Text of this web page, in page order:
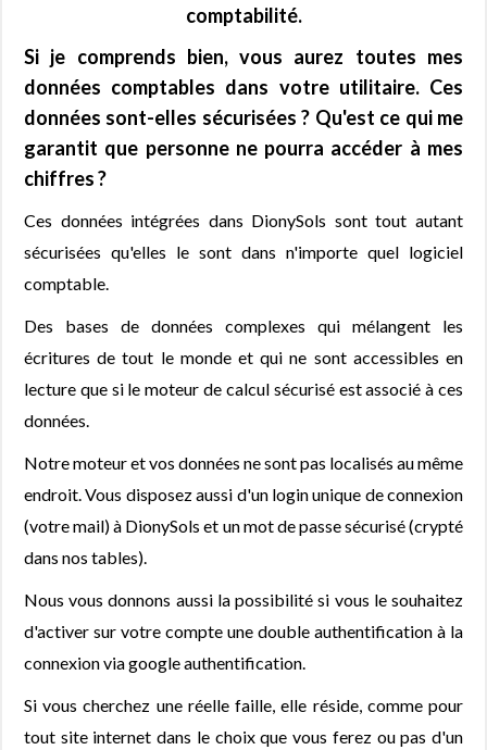
comptabilité.
Si je comprends bien, vous aurez toutes mes
données comptables dans votre utilitaire. Ces
données sont-elles sécurisées ? Qu'est ce qui me
garantit que personne ne pourra accéder à mes
chiffres ?
Ces données intégrées dans DionySols sont tout autant
sécurisées qu'elles le sont dans n'importe quel logiciel
comptable.
Des bases de données complexes qui mélangent les
écritures de tout le monde et qui ne sont accessibles en
lecture que si le moteur de calcul sécurisé est associé à ces
données.
Notre moteur et vos données ne sont pas localisés au même
endroit. Vous disposez aussi d'un login unique de connexion
(votre mail) à DionySols et un mot de passe sécurisé (crypté
dans nos tables).
Nous vous donnons aussi la possibilité si vous le souhaitez
d'activer sur votre compte une double authentification à la
connexion via google authentification.
Si vous cherchez une réelle faille, elle réside, comme pour
tout site internet dans le choix que vous ferez ou pas d'un